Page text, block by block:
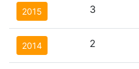
2015 3
2014 2